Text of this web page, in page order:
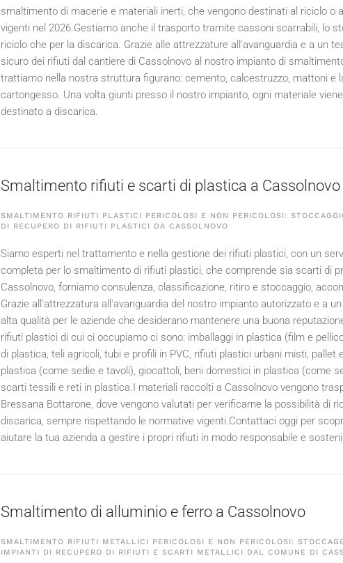
smaltimento di macerie e materiali inerti, che vengono destinati al riciclo
vigenti nel 2026.Gestiamo anche il trasporto tramite cassoni scarrabili, lo
riciclo che per la discarica. Grazie alle attrezzature all'avanguardia e a un
sicuro dei rifiuti dal cantiere di Cassolnovo al nostro impianto di
trattiamo nella nostra struttura figurano: cemento, calcestruzzo, mattoni e
cartongesso. Una volta giunti presso il nostro impianto, ogni materiale
destinato a discarica.
Smaltimento rifiuti e scarti di plastica a Cassolnovo
SMALTIMENTO RIFIUTI PLASTICI PERICOLOSI E NON PERICOLOSI:
DI RECUPERO DI RIFIUTI PLASTICI DA CASSOLNOVO
Siamo esperti nel trattamento e nella gestione dei rifiuti plastici, con un
completa per lo smaltimento di rifiuti plastici, che comprende sia scarti di
Cassolnovo, forniamo consulenza, classificazione, ritiro e stoccaggio,
Grazie all'attrezzatura all'avanguardia del nostro impianto autorizzato e a
alta qualità per le aziende che desiderano mantenere una buona
rifiuti plastici di cui ci occupiamo ci sono: imballaggi in plastica (film e
di plastica, teli agricoli, tubi e profili in PVC, rifiuti plastici urbani misti,
plastica (come sedie e tavoli), giocattoli, beni domestici in plastica (come
scarti tessili e reti in plastica.I materiali raccolti a Cassolnovo vengono
Bressana Bottarone, dove vengono valutati per verificarne la possibilità di
discarica, sempre rispettando le normative vigenti.Contattaci oggi per
aiutare la tua azienda a gestire i propri rifiuti in modo responsabile e
Smaltimento di alluminio e ferro a Cassolnovo
SMALTIMENTO RIFIUTI METALLICI PERICOLOSI E NON PERICOLOSI:
IMPIANTI DI RECUPERO DI RIFIUTI E SCARTI METALLICI DAL COMUNE DI